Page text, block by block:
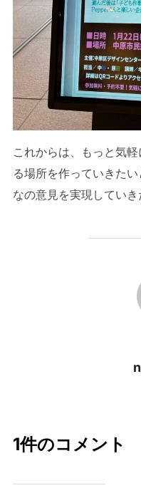
これからは、もっと気
る場所を作っていきた
なの意見を実現していき
1件のコメント